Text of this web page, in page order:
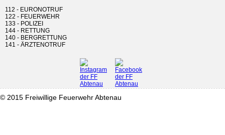
112 - EURONOTRUF
122 - FEUERWEHR
133 - POLIZEI
144 - RETTUNG
140 - BERGRETTUNG
141 - ÄRZTENOTRUF
© 2015 Freiwillige Feuerwehr Abtenau